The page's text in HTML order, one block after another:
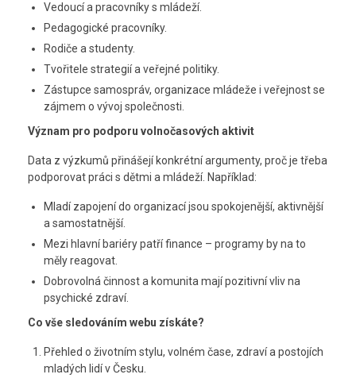
Vedoucí a pracovníky s mládeží.
Pedagogické pracovníky.
Rodiče a studenty.
Tvořitele strategií a veřejné politiky.
Zástupce samospráv, organizace mládeže i veřejnost se
zájmem o vývoj společnosti.
Význam pro podporu volnočasových aktivit
Data z výzkumů přinášejí konkrétní argumenty, proč je třeba
podporovat práci s dětmi a mládeží. Například:
Mladí zapojení do organizací jsou spokojenější, aktivnější
a samostatnější.
Mezi hlavní bariéry patří finance – programy by na to
měly reagovat.
Dobrovolná činnost a komunita mají pozitivní vliv na
psychické zdraví.
Co vše sledováním webu získáte?
Přehled o životním stylu, volném čase, zdraví a postojích
mladých lidí v Česku.